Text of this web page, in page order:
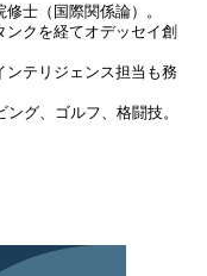
士（国際関係論）。
クを経てオデッセイ創
ンテリジェンス担当も務
グ、ゴルフ、格闘技。